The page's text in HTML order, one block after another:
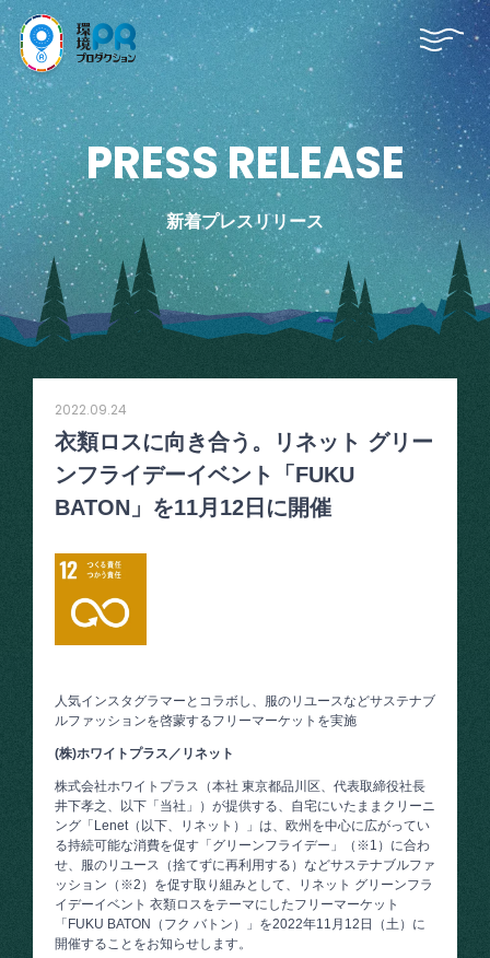
PRESSRELEASE
新着プレスリリース
2022.09.24
衣類ロスに向き合う。リネット グリー
ンフライデーイベント「FUKU
BATON」を11月12日に開催
人気インスタグラマーとコラボし、服のリユースなどサステナブ
ルファッションを啓蒙するフリーマーケットを実施
(株)ホワイトプラス／リネット
株式会社ホワイトプラス（本社 東京都品川区、代表取締役社長
井下孝之、以下「当社」）が提供する、自宅にいたままクリーニ
ング「Lenet（以下、リネット）」は、欧州を中心に広がってい
る持続可能な消費を促す「グリーンフライデー」（※1）に合わ
せ、服のリユース（捨てずに再利用する）などサステナブルファ
ッション（※2）を促す取り組みとして、リネット グリーンフラ
イデーイベント 衣類ロスをテーマにしたフリーマーケット
「FUKU BATON（フク バトン）」を2022年11月12日（土）に
開催することをお知らせします。